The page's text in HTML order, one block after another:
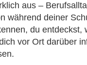
aus –
während deiner
du entdeckst,
vor Ort darüber